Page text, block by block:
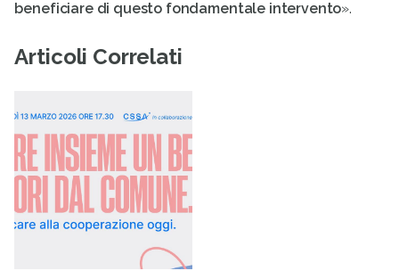
beneficiare di questo fondamentale intervento».
Articoli Correlati